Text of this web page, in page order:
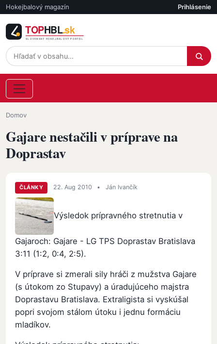
Skočiť na hlavný obsah
Hokejbalový magazín Účet
Prihlásenie
Omrvinka
Domov
Gajare nestačili v príprave na
Doprastav
ČLÁNKY 22. Aug 2010 • Ján Ivančík
Výsledok prípravného stretnutia v
Gajaroch: Gajare - LG TPS Doprastav Bratislava
3:11 (1:2, 0:4, 2:5).
V príprave si zmerali sily hráči z mužstva Gajare
(s útokom zo Stupavy) a úradujúceho majstra
Doprastavu Bratislava. Extraligista si vyskúšal
popri svojom stálom útoku i jednu formáciu
mladíkov.